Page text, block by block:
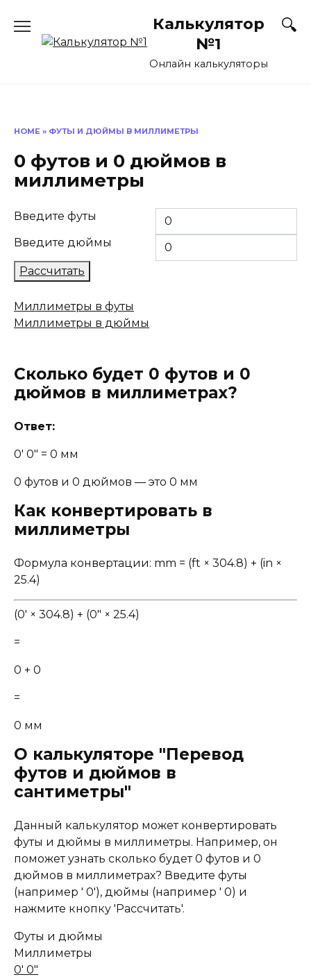
содержанию
Калькулятор
№1
Онлайн калькуляторы
HOME » ФУТЫ И ДЮЙМЫ В МИЛЛИМЕТРЫ
0 футов и 0 дюймов в
миллиметры
Введите футы
Введите дюймы
Рассчитать
Миллиметры в футы
Миллиметры в дюймы
Сколько будет 0 футов и 0
дюймов в миллиметрах?
Ответ:
0' 0" = 0 мм
0 футов и 0 дюймов — это 0 мм
Как конвертировать в
миллиметры
Формула конвертации: mm = (ft × 304.8) + (in ×
25.4)
(0' × 304.8) + (0" × 25.4)
=
0 + 0
=
0 мм
О калькуляторе "Перевод
футов и дюймов в
сантиметры"
Данный калькулятор может конвертировать
футы и дюймы в миллиметры. Например, он
поможет узнать сколько будет 0 футов и 0
дюймов в миллиметрах? Введите футы
(например ' 0'), дюймы (например ' 0) и
нажмите кнопку 'Рассчитать'.
Футы и дюймы
Миллиметры
0' 0"